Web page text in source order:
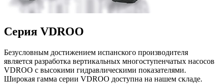
Серия VDROO
Безусловным достижением испанского производителя
является разработка вертикальных многоступенчатых насосов
VDROO с высокими гидравлическими показателями.
Широкая гамма серии VDROO доступна на нашем складе.